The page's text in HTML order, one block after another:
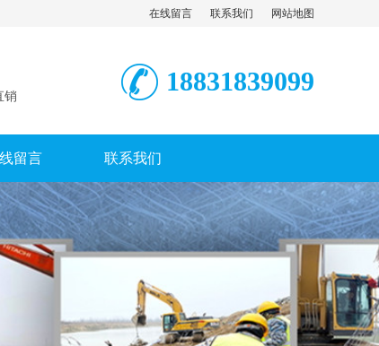
在线留言 联系我们 网站地图
销
18831839099
留言 联系我们